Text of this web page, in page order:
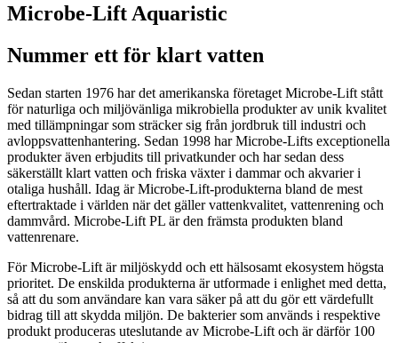
Microbe-Lift Aquaristic
Nummer ett för klart vatten
Sedan starten 1976 har det amerikanska företaget Microbe-Lift stått
för naturliga och miljövänliga mikrobiella produkter av unik kvalitet
med tillämpningar som sträcker sig från jordbruk till industri och
avloppsvattenhantering. Sedan 1998 har Microbe-Lifts exceptionella
produkter även erbjudits till privatkunder och har sedan dess
säkerställt klart vatten och friska växter i dammar och akvarier i
otaliga hushåll. Idag är Microbe-Lift-produkterna bland de mest
eftertraktade i världen när det gäller vattenkvalitet, vattenrening och
dammvård. Microbe-Lift PL är den främsta produkten bland
vattenrenare.
För Microbe-Lift är miljöskydd och ett hälsosamt ekosystem högsta
prioritet. De enskilda produkterna är utformade i enlighet med detta,
så att du som användare kan vara säker på att du gör ett värdefullt
bidrag till att skydda miljön. De bakterier som används i respektive
produkt produceras uteslutande av Microbe-Lift och är därför 100